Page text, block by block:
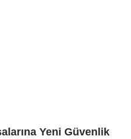
Yeni Güvenlik